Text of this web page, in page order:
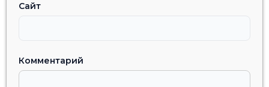
Сайт
Комментарий